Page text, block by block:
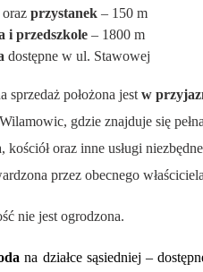
oraz przystanek – 150 m
i przedszkole – 1800 m
dostępne w ul. Stawowej
sprzedaż położona jest w
gdzie znajduje się
kościół oraz inne usługi
przez obecnego
nie jest ogrodzona.
na działce sąsiedniej –